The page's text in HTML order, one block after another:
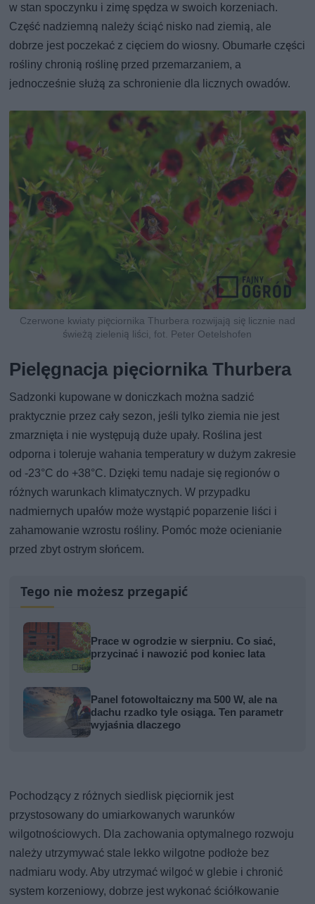
w stan spoczynku i zimę spędza w swoich korzeniach.
Część nadziemną należy ściąć nisko nad ziemią, ale
dobrze jest poczekać z cięciem do wiosny. Obumarłe części
rośliny chronią roślinę przed przemarzaniem, a
jednocześnie służą za schronienie dla licznych owadów.
Czerwone kwiaty pięciornika Thurbera rozwijają się licznie nad
świeżą zielenią liści, fot. Peter Oetelshofen
Pielęgnacja pięciornika Thurbera
Sadzonki kupowane w doniczkach można sadzić
praktycznie przez cały sezon, jeśli tylko ziemia nie jest
zmarznięta i nie występują duże upały. Roślina jest
odporna i toleruje wahania temperatury w dużym zakresie
od -23°C do +38°C. Dzięki temu nadaje się regionów o
różnych warunkach klimatycznych. W przypadku
nadmiernych upałów może wystąpić poparzenie liści i
zahamowanie wzrostu rośliny. Pomóc może ocienianie
przed zbyt ostrym słońcem.
Tego nie możesz przegapić
Prace w ogrodzie w sierpniu. Co siać,
przycinać i nawozić pod koniec lata
Panel fotowoltaiczny ma 500 W, ale na
dachu rzadko tyle osiąga. Ten parametr
wyjaśnia dlaczego
Pochodzący z różnych siedlisk pięciornik jest
przystosowany do umiarkowanych warunków
wilgotnościowych. Dla zachowania optymalnego rozwoju
należy utrzymywać stale lekko wilgotne podłoże bez
nadmiaru wody. Aby utrzymać wilgoć w glebie i chronić
system korzeniowy, dobrze jest wykonać ściółkowanie